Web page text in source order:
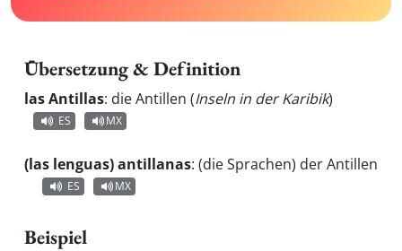
Übersetzung & Definition
las Antillas: die Antillen (Inseln in der Karibik)
ES MX
(las lenguas) antillanas: (die Sprachen) der Antillen
ES MX
Beispiel